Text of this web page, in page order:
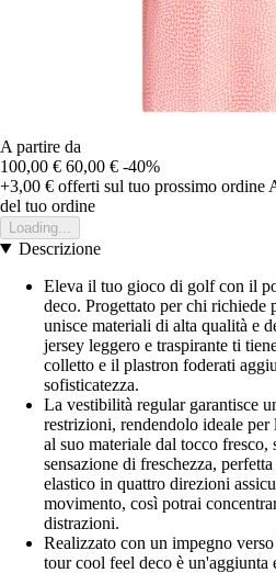
A partire da
100,00 € 60,00 € -40%
+3,00 € offerti sul tuo prossimo ordine
del tuo ordine
Loading...
Descrizione
Eleva il tuo gioco di golf con il
deco. Progettato per chi richiede
unisce materiali di alta qualità e
jersey leggero e traspirante ti
colletto e il plastron foderati
sofisticatezza.
La vestibilità regular garantisce
restrizioni, rendendolo ideale per
al suo materiale dal tocco fresco,
sensazione di freschezza,
elastico in quattro direzioni
movimento, così potrai
distrazioni.
Realizzato con un impegno
tour cool feel deco è un'aggiunta